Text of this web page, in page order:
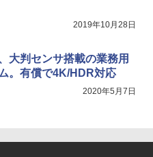
2019年10月28日
大判センサ搭載の業務用
。有償で4K/HDR対応
2020年5月7日